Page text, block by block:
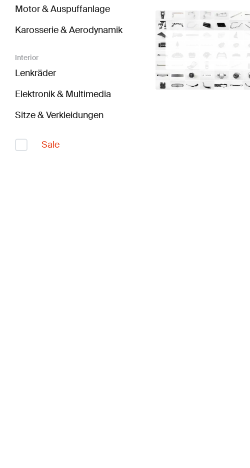
Motor & Auspuffanlage
Karosserie & Aerodynamik
Interior
Lenkräder
Elektronik & Multimedia
Sitze & Verkleidungen
Sale